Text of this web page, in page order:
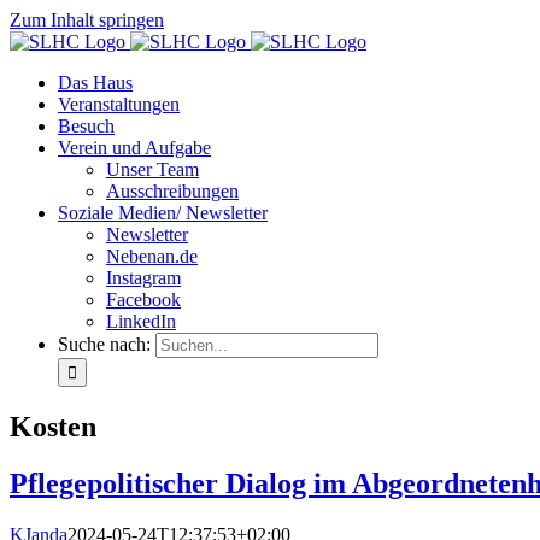
Zum Inhalt springen
Das Haus
Veranstaltungen
Besuch
Verein und Aufgabe
Unser Team
Ausschreibungen
Soziale Medien/ Newsletter
Newsletter
Nebenan.de
Instagram
Facebook
LinkedIn
Suche nach:
Kosten
Pflegepolitischer Dialog im
KJanda2024-05-24T12:37:53+02:00